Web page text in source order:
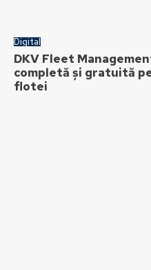
Digital
DKV Fleet
completă și gratuită
flotei